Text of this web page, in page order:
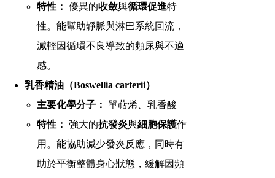
特性： 優異的收斂與循環促進特
性。能幫助靜脈與淋巴系統回流，
減輕因循環不良導致的頻尿與不適
感。
乳香精油（Boswellia carterii）
主要化學分子： 單萜烯、乳香酸
特性： 強大的抗發炎與細胞保護作
用。能協助減少發炎反應，同時有
助於平衡整體身心狀態，緩解因頻